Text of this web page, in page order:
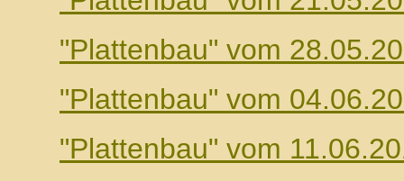
"Plattenbau" vom
"Plattenbau" vom
"Plattenbau" vom